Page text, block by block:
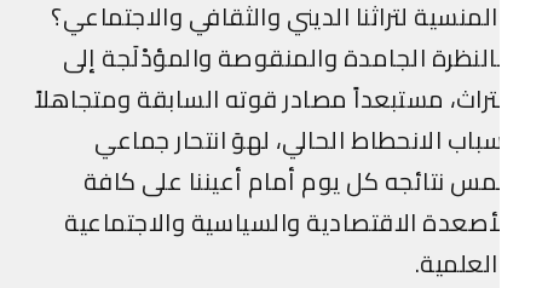
لتراثنا الديني والثقافي والاجتماعي؟
الجامدة والمنقوصة والمؤدْلَجة إلى
مستبعداً مصادر قوته السابقة ومتجاهلاً
الانحطاط الحالي، لهوَ انتحار جماعي
نتائجه كل يوم أمام أعيننا على كافة
الاقتصادية والسياسية والاجتماعية